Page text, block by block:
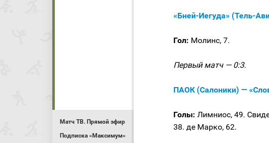
Матч ТВ. Прямой эфир
Подписка «Максимум»
«Бней-Иегуда» (Тель-
Гол: Молинс, 7.
Первый матч — 0:3.
ПАОК (Салоники) —
Голы: Лимниос, 49.
38. де Марко, 62.